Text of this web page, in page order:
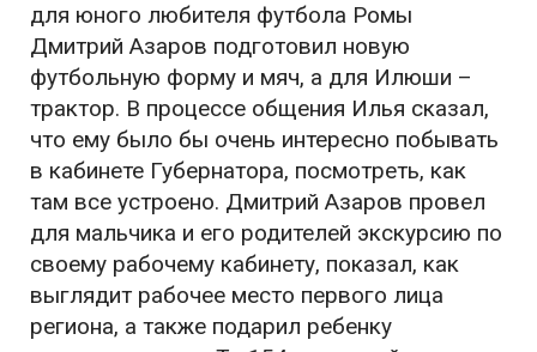
для юного любителя футбола Ромы
Дмитрий Азаров подготовил новую
футбольную форму и мяч, а для Илюши –
трактор. В процессе общения Илья сказал,
что ему было бы очень интересно побывать
в кабинете Губернатора, посмотреть, как
там все устроено. Дмитрий Азаров провел
для мальчика и его родителей экскурсию по
своему рабочему кабинету, показал, как
выглядит рабочее место первого лица
региона, а также подарил ребенку